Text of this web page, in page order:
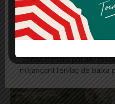
Aquest primer diumenge de
Quan l’usuari crea un
seu consentiment explícit
consentiment pot ser
mitjançant l’enllaç de